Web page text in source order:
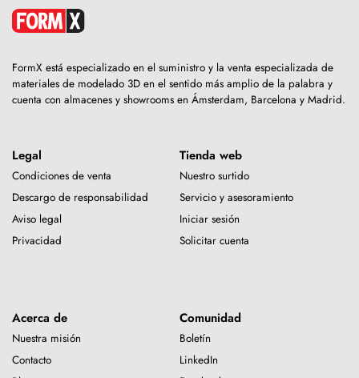
FormX está especializado en el suministro y la venta especializada de
materiales de modelado 3D en el sentido más amplio de la palabra y
cuenta con almacenes y showrooms en Ámsterdam, Barcelona y Madrid.
Legal
Condiciones de venta
Descargo de responsabilidad
Aviso legal
Privacidad
Tienda web
Nuestro surtido
Servicio y asesoramiento
Iniciar sesión
Solicitar cuenta
Acerca de
Nuestra misión
Contacto
Comunidad
Boletín
LinkedIn